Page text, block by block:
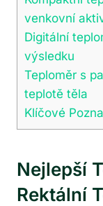
venkovní
Digitální
výsledku
Teploměr s
teplotě těla
Klíčové
Nejlepší
Rektální